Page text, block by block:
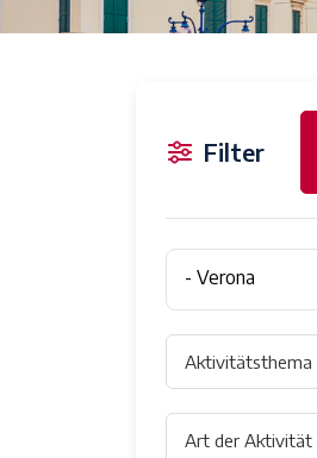
Filter
- Verona